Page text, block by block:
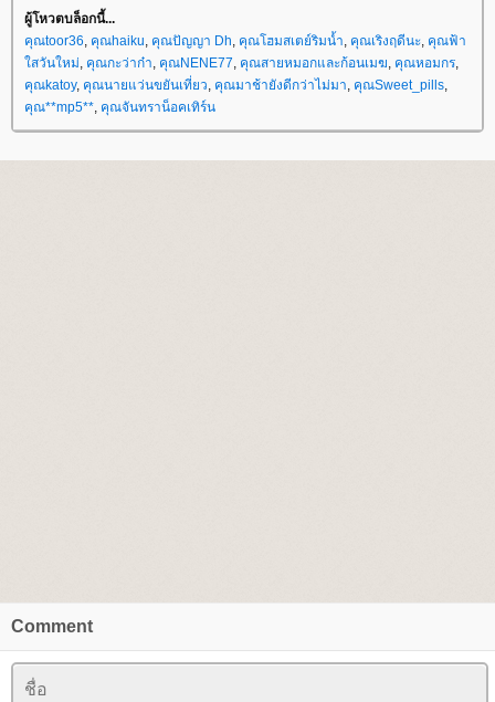
ผู้โหวตบล็อกนี้...
คุณtoor36, คุณhaiku, คุณปัญญา Dh, คุณโฮมสเตย์ริมน้ำ, คุณเริงฤดีนะ, คุณฟ้า
สวันใหม่, คุณกะว่าก๋า, คุณNENE77, คุณสายหมอกและก้อนเมฆ, คุณหอมกร,
คุณkatoy, คุณนายแว่นขยันเที่ยว, คุณมาช้ายังดีกว่าไม่มา, คุณSweet_pills,
คุณ**mp5**, คุณจันทราน็อคเทิร์น
Comment